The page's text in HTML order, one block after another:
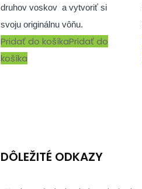
druhov voskov a vytvoriť si
svoju originálnu vôňu.
Pridať do košíkaPridať do
košíka
DÔLEŽITÉ ODKAZY